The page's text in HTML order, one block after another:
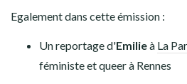
Egalement dans cette émission :
Un reportage d'Emilieà La
féministe et queer à Rennes